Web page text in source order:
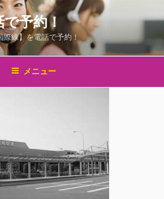
予約！
際線】を電話で予約！
メニュー